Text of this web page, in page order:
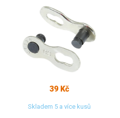
39 Kč
Skladem 5 a více kusů